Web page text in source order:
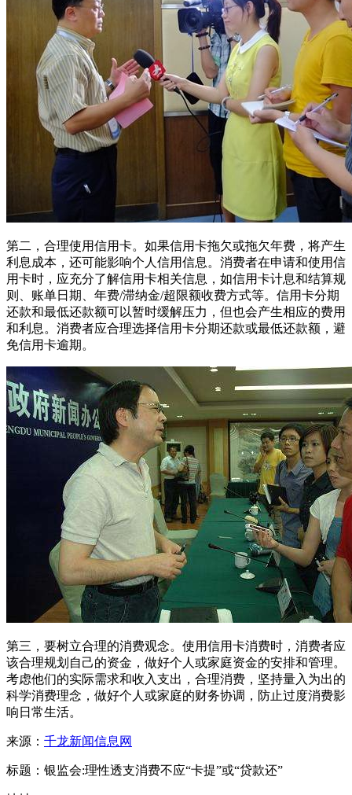
第二，合理使用信用卡。如果信用卡拖欠或拖欠年费，将产生
利息成本，还可能影响个人信用信息。消费者在申请和使用信
用卡时，应充分了解信用卡相关信息，如信用卡计息和结算规
则、账单日期、年费/滞纳金/超限额收费方式等。信用卡分期
还款和最低还款额可以暂时缓解压力，但也会产生相应的费用
和利息。消费者应合理选择信用卡分期还款或最低还款额，避
免信用卡逾期。
第三，要树立合理的消费观念。使用信用卡消费时，消费者应
该合理规划自己的资金，做好个人或家庭资金的安排和管理。
考虑他们的实际需求和收入支出，合理消费，坚持量入为出的
科学消费理念，做好个人或家庭的财务协调，防止过度消费影
响日常生活。
来源： 千龙新闻信息网
标题：银监会:理性透支消费不应“卡提”或“贷款还”